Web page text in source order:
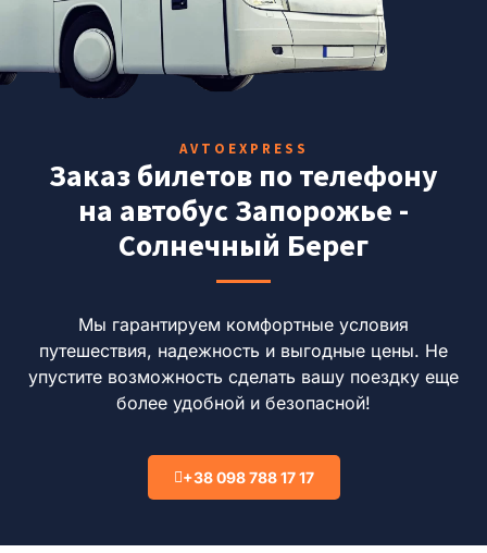
AVTOEXPRESS
Заказ билетов по телефону
на автобус Запорожье -
Солнечный Берег
Мы гарантируем комфортные условия
путешествия, надежность и выгодные цены. Не
упустите возможность сделать вашу поездку еще
более удобной и безопасной!
+38 098 788 17 17